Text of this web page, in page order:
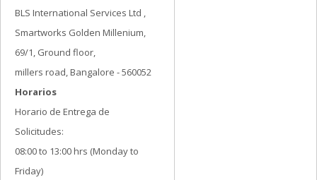
BLS International Services Ltd ,
Smartworks Golden Millenium,
69/1, Ground floor,
millers road, Bangalore - 560052
Horarios
Horario de Entrega de
Solicitudes:
08:00 to 13:00 hrs (Monday to
Friday)